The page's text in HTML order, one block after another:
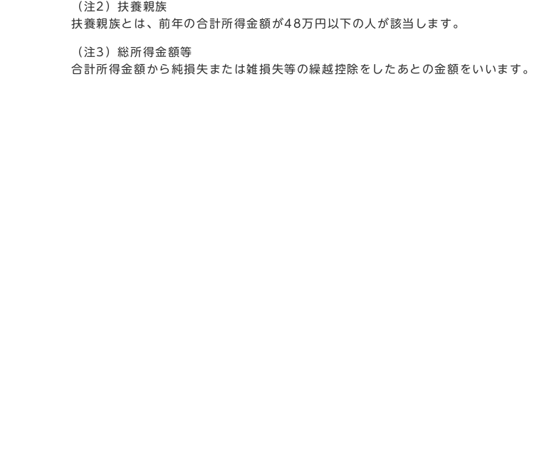
（注2）扶養親族
扶養親族とは、前年の合計所得金額が48万円以下の人が該当します。
（注3）総所得金額等
合計所得金額から純損失または雑損失等の繰越控除をしたあとの金額をいいます。